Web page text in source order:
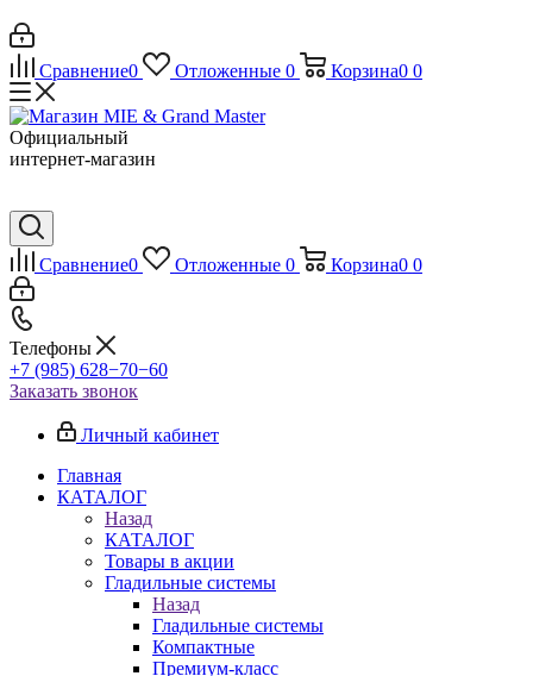
Сравнение0 Отложенные 0 Корзина0 0
Официальный
интернет-магазин
Сравнение0 Отложенные 0 Корзина0 0
Телефоны
+7 (985) 628−70−60
Заказать звонок
Личный кабинет
Главная
КАТАЛОГ
Назад
КАТАЛОГ
Товары в акции
Гладильные системы
Назад
Гладильные системы
Компактные
Премиум-класс